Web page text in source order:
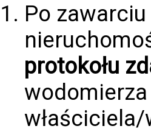
Po
protokołu